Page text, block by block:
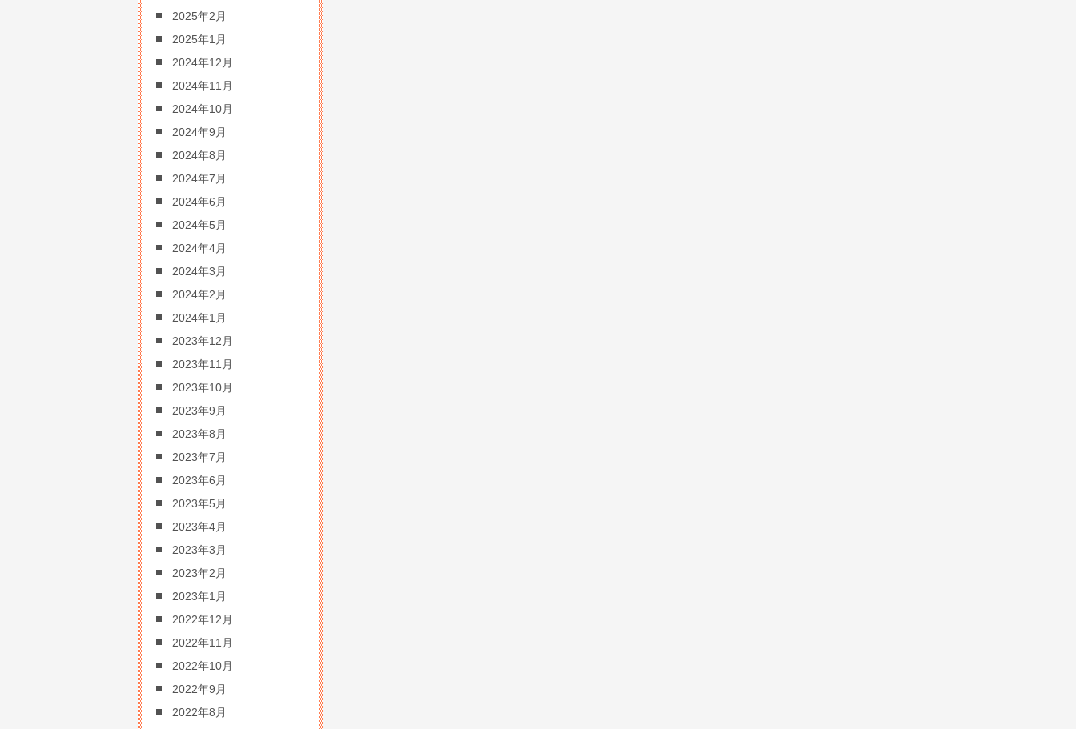
2025年2月
2025年1月
2024年12月
2024年11月
2024年10月
2024年9月
2024年8月
2024年7月
2024年6月
2024年5月
2024年4月
2024年3月
2024年2月
2024年1月
2023年12月
2023年11月
2023年10月
2023年9月
2023年8月
2023年7月
2023年6月
2023年5月
2023年4月
2023年3月
2023年2月
2023年1月
2022年12月
2022年11月
2022年10月
2022年9月
2022年8月